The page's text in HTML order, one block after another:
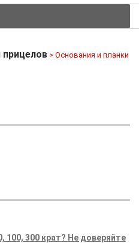
> Основания и планки
300 крат? Не доверяйте